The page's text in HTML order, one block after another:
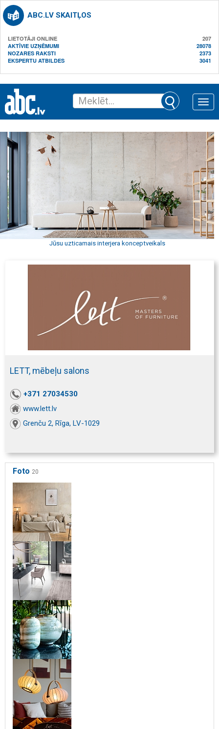
ABC.LV SKAITĻOS
LIETOTĀJI ONLINE
207
AKTĪVIE UZŅĒMUMI
28078
NOZARES RAKSTI
2373
EKSPERTU ATBILDES
3041
Toggle
Jūsu uzticamais interjera konceptveikals
LETT, mēbeļu salons
+371 27034530
www.lett.lv
Grenču 2, Rīga, LV-1029
Foto 20